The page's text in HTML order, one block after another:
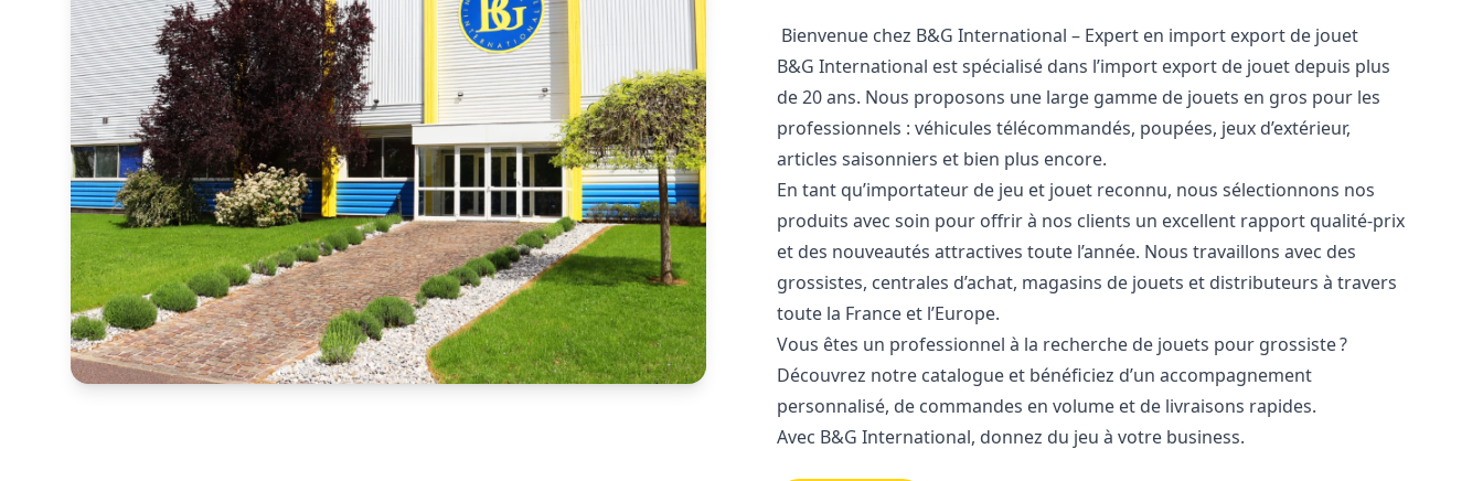
Bienvenue chez B&G International – Expert en import export de jouet
B&G International est spécialisé dans l’import export de jouet depuis plus
de 20 ans. Nous proposons une large gamme de jouets en gros pour les
professionnels : véhicules télécommandés, poupées, jeux d’extérieur,
articles saisonniers et bien plus encore.
En tant qu’importateur de jeu et jouet reconnu, nous sélectionnons nos
produits avec soin pour offrir à nos clients un excellent rapport qualité-prix
et des nouveautés attractives toute l’année. Nous travaillons avec des
grossistes, centrales d’achat, magasins de jouets et distributeurs à travers
toute la France et l’Europe.
Vous êtes un professionnel à la recherche de jouets pour grossiste ?
Découvrez notre catalogue et bénéficiez d’un accompagnement
personnalisé, de commandes en volume et de livraisons rapides.
Avec B&G International, donnez du jeu à votre business.